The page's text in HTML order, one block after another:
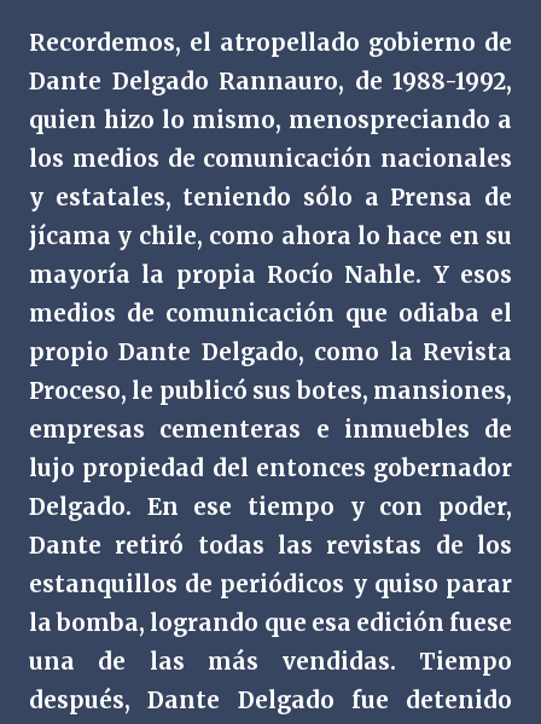
Recordemos, el atropellado gobierno de
Dante Delgado Rannauro, de 1988-1992,
quien hizo lo mismo, menospreciando a
los medios de comunicación nacionales
y estatales, teniendo sólo a Prensa de
jícama y chile, como ahora lo hace en su
mayoría la propia Rocío Nahle. Y esos
medios de comunicación que odiaba el
propio Dante Delgado, como la Revista
Proceso, le publicó sus botes, mansiones,
empresas cementeras e inmuebles de
lujo propiedad del entonces gobernador
Delgado. En ese tiempo y con poder,
Dante retiró todas las revistas de los
estanquillos de periódicos y quiso parar
la bomba, logrando que esa edición fuese
una de las más vendidas. Tiempo
después, Dante Delgado fue detenido